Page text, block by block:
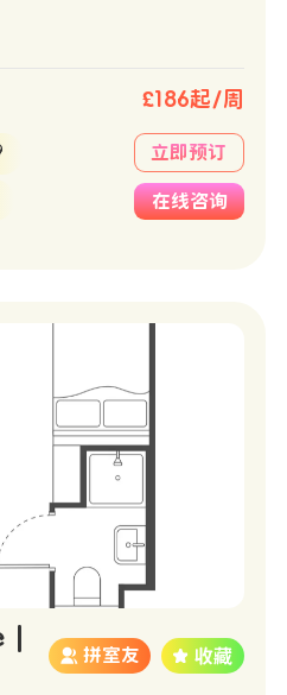
£186起/周
立即预订
在线咨询
拼室友